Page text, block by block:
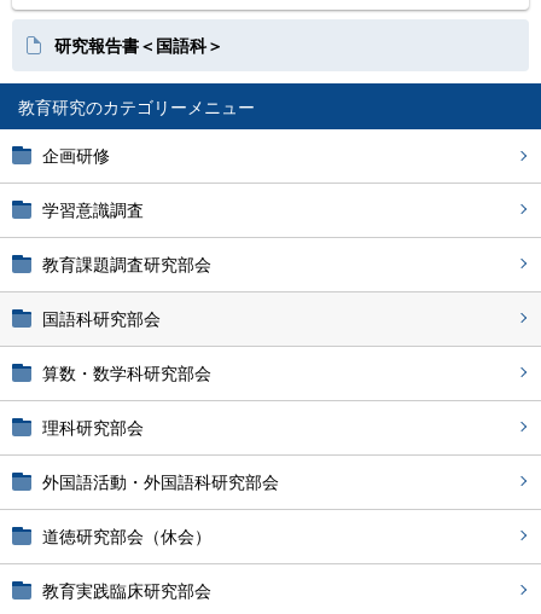
教育研究
企画研修
学習意識調査
教育課題調査研究部会
国語科研究部会
算数・数学科研究部会
理科研究部会
外国語活動・外国語科研究部会
道徳研究部会（休会）
教育実践臨床研究部会
研究報告書＜国語科＞